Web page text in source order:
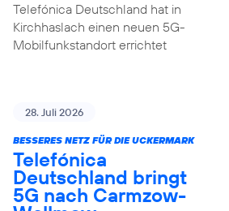
Telefónica Deutschland hat in
Kirchhaslach einen neuen 5G-
Mobilfunkstandort errichtet
28. Juli 2026
BESSERES NETZ FÜR DIE UCKERMARK
Telefónica
Deutschland bringt
5G nach Carmzow-